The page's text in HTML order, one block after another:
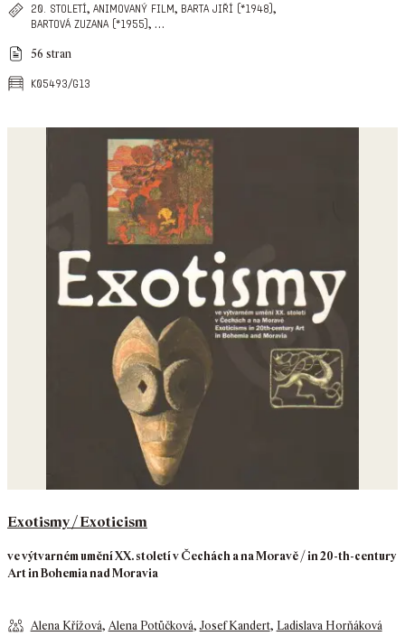
20. století, animovaný film, barta jiří (*1948),
bartová zuzana (*1955), …
56 stran
k05493/g13
Exotismy / Exoticism
ve výtvarném umění XX. století v Čechách a na Moravě / in 20-th-century
Art in Bohemia nad Moravia
Alena Křížová, Alena Potůčková,Josef Kandert, Ladislava Horňáková